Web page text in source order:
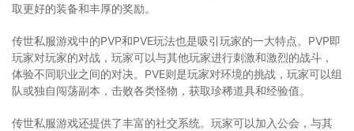
取更好的装备和丰厚的奖励。
传世私服游戏中的PVP和PVE玩法也是吸引玩家的一大特点。PVP即
玩家对玩家的对战，玩家可以与其他玩家进行刺激和激烈的战斗，
体验不同职业之间的对决。PVE则是玩家对环境的挑战，玩家可以组
队或独自闯荡副本，击败各类怪物，获取珍稀道具和经验值。
传世私服游戏还提供了丰富的社交系统。玩家可以加入公会，与其